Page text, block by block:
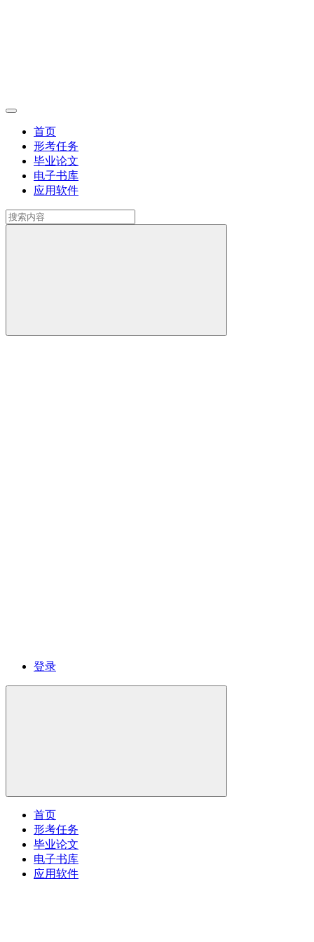
首页
形考任务
毕业论文
电子书库
应用软件
登录
首页
形考任务
毕业论文
电子书库
应用软件